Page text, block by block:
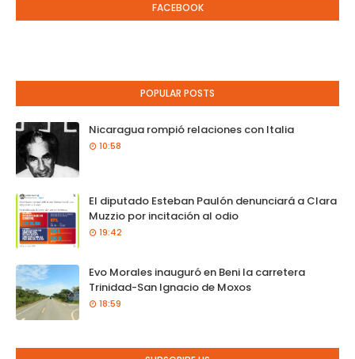
FACEBOOK
POPULAR POSTS
Nicaragua rompió relaciones con Italia
10:58
El diputado Esteban Paulón denunciará a Clara
Muzzio por incitación al odio
19:42
Evo Morales inauguró en Beni la carretera
Trinidad-San Ignacio de Moxos
18:59